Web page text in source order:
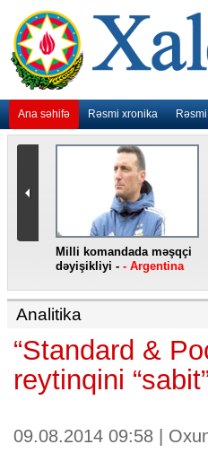
Ana səhifə Rəsmi xronika
Milli komandada məşqçi
dəyişikliyi - - Argentina
Analitika
“Standard &
reytinqini
09.08.2014 09:58 |